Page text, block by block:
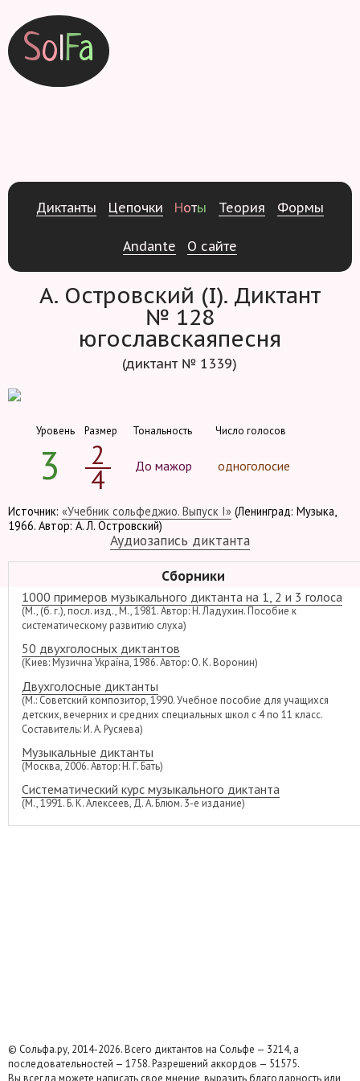
SolFa
Диктанты Цепочки Ноты Теория Формы
Andante О сайте
А. Островский (I). Диктант
№ 128
югославскаяпесня
(диктант № 1339)
Уровень
3
Размер
2
4
Тональность
До мажор
Число голосов
одноголосие
Источник: «Учебник сольфеджио. Выпуск I» (Ленинград: Музыка,
1966. Автор: А. Л. Островский)
Аудиозапись диктанта
Сборники
1000 примеров музыкального диктанта на 1, 2 и 3 голоса
(М., (б. г.), посл. изд., М., 1981. Автор: Н. Ладухин. Пособие к
систематическому развитию слуха)
50 двухголосных диктантов
(Киев: Музична Україна, 1986. Автор: О. К. Воронин)
Двухголосные диктанты
(М.: Советский композитор, 1990. Учебное пособие для учащихся
детских, вечерних и средних специальных школ с 4 по 11 класс.
Составитель: И. А. Русяева)
Музыкальные диктанты
(Москва, 2006. Автор: Н. Г. Бать)
Систематический курс музыкального диктанта
(М., 1991. Б. К. Алексеев, Д. А. Блюм. 3-е издание)
© Сольфа.ру, 2014-2026. Всего диктантов на Сольфе — 3214, а
последовательностей — 1758. Разрешений аккордов — 51575.
Вы всегда можете написать свое мнение, выразить благодарность или